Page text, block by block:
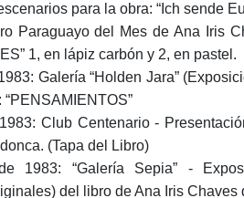
para la obra: “Ich sende
Paraguayo del Mes de Ana Iris
1, en lápiz carbón y 2, en pastel.
Galería “Holden Jara”
Club Centenario -
(Tapa del Libro)
1983: “Galería Sepia” -
del libro de Ana Iris Chaves